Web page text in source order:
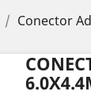
Conector